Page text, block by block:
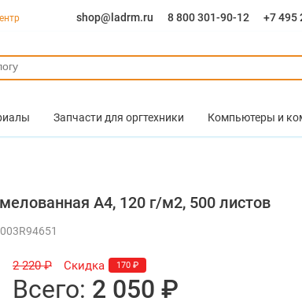
shop@ladrm.ru 8 800 301-90-12 +7 495
Запчасти для оргтехники Компьютеры и
А4, 120 г/м2, 500 листов
2 220 ₽ Скидка 170 ₽
Всего: 2 050 ₽